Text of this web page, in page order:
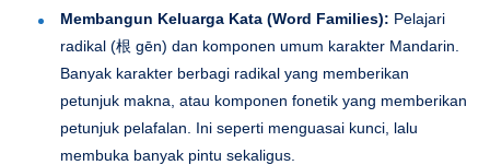
Membangun Keluarga Kata (Word Families): Pelajari
radikal (根 gēn) dan komponen umum karakter Mandarin.
Banyak karakter berbagi radikal yang memberikan
petunjuk makna, atau komponen fonetik yang memberikan
petunjuk pelafalan. Ini seperti menguasai kunci, lalu
membuka banyak pintu sekaligus.